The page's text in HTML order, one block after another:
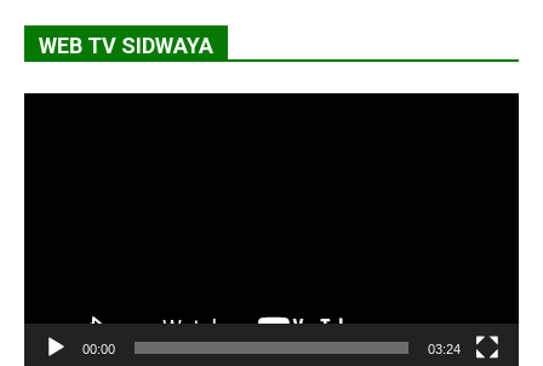
WEB TV SIDWAYA
00:00 03:24